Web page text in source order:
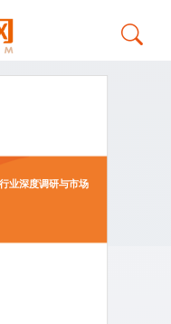
业深度调研与市场